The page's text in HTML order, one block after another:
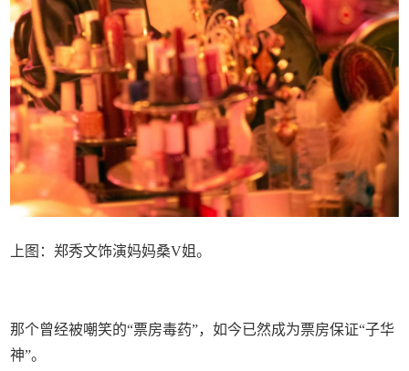
上图：郑秀文饰演妈妈桑V姐。
那个曾经被嘲笑的“票房毒药”，如今已然成为票房保证“子华
神”。